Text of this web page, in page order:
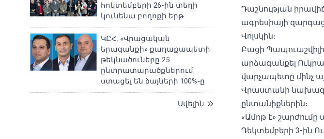
հոկտեմբերի 26-ին տեղի
կունենա բողոքի երթ
ԿԸՀ. «Վրացական
երազանքի» քաղաքապետի
թեկնածուները 25
ընտրատարածքներում
ստացել են ձայների 100%-ը
Ավելին
Դաշնության
ագրեսիայի
Վոլսկին։
Բացի
արձագանքել
վարչապետը մինչ
Վրաստանի նախագահ
ընտանիքներին։
«Ամոթ է»
Դեկտեմբերի 3-ին